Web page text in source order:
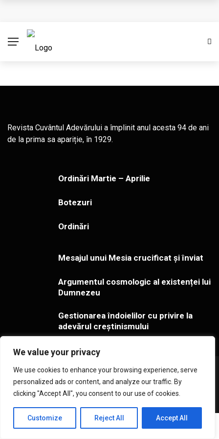
We value your privacy
We use cookies to enhance your browsing experience, serve
personalized ads or content, and analyze our traffic. By
clicking "Accept All", you consent to our use of cookies.
Customize Reject All Accept All
Împărtășirea conducerii
Revista Cuvântul Adevărului a împlinit anul acesta 94 de ani
de la prima sa apariție, în 1929.
Ordinări Martie – Aprilie
Botezuri
Ordinări
Mesajul unui Mesia crucificat și înviat
Argumentul cosmologic al existenței lui
Dumnezeu
Gestionarea îndoielilor cu privire la
adevărul creștinismului
Copyright ©2026 Toate drepturile rezervate - Cultul Penticostal
din România. Creat de
Studio157
Arhivă
Istoricul revistei
Abonamente
Toate articolele
Contact